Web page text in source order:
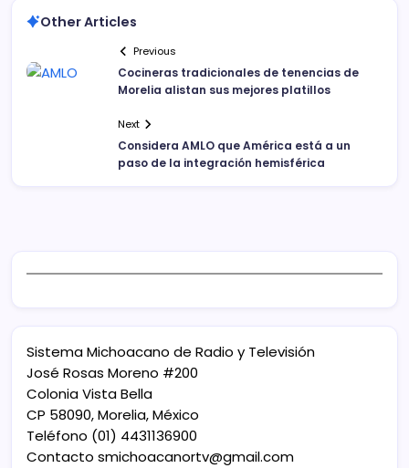
Other Articles
Previous
Cocineras tradicionales de tenencias de
Morelia alistan sus mejores platillos
Next
Considera AMLO que América está a un
paso de la integración hemisférica
Sistema Michoacano de Radio y Televisión
José Rosas Moreno #200
Colonia Vista Bella
CP 58090, Morelia, México
Teléfono (01) 4431136900
Contacto smichoacanortv@gmail.com